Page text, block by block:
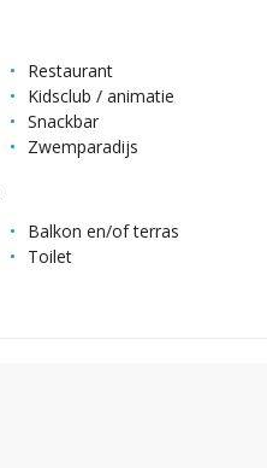
Restaurant
Kidsclub / animatie
Snackbar
Zwemparadijs
Balkon en/of terras
Toilet